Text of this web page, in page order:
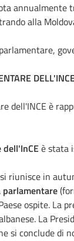
annualmente
alla
dell'INCE è
è stata
riunisce in
parlamentare
ospite. La
La
si conclude di